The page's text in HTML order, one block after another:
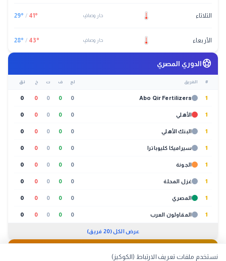
الثلاثاء حار وصافٍ 41°
/
29°
الأربعاء حار وصافٍ 43°
/
28°
sports_soccerالدوري المصري
# الفريق لع ف ت خ نق
1
Abo Qir Fertilizers
0
0
0
0
0
1 الأهلي 0
0
0
0
0
1 البنك الأهلي 0
0
0
0
0
1 سيراميكا كليوباترا 0
0
0
0
0
1 الجونة 0
0
0
0
0
1 غزل المحلة 0
0
0
0
0
1 المصري 0
0
0
0
0
1 المقاولون العرب 0
0
0
0
0
عرض الكل (20 فريق)
🐔
نستخدم ملفات تعريف الارتباط (الكوكيز)